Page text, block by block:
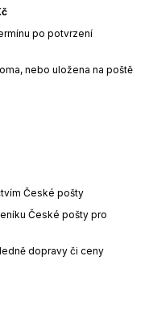
po potvrzení
nebo uložena na poště
České pošty
České pošty pro
dopravy či ceny